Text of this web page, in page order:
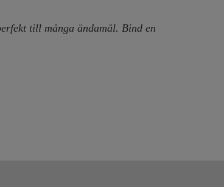
till många ändamål. Bind en